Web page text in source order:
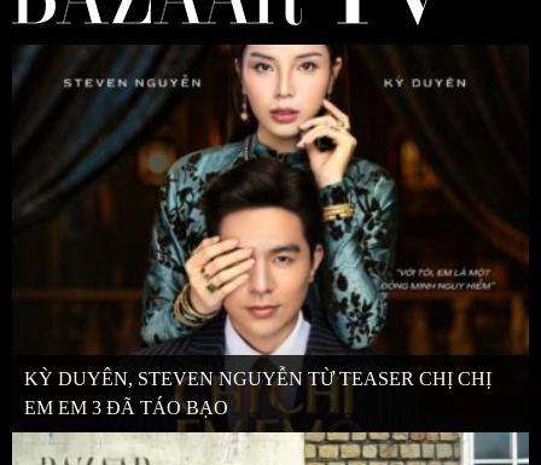
KỲ DUYÊN, STEVEN NGUYỄN TỪ TEASER CHỊ CHỊ
EM EM 3 ĐÃ TÁO BẠO